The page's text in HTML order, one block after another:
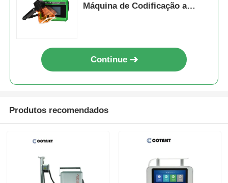
Máquina de Codificação a
Continue
Produtos recomendados